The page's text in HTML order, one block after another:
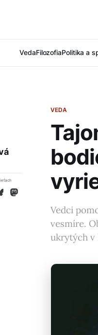
VedaFilozofiaPolitika a
VEDA
Vedci
vesmíre.
ukrytých v
Mastodon